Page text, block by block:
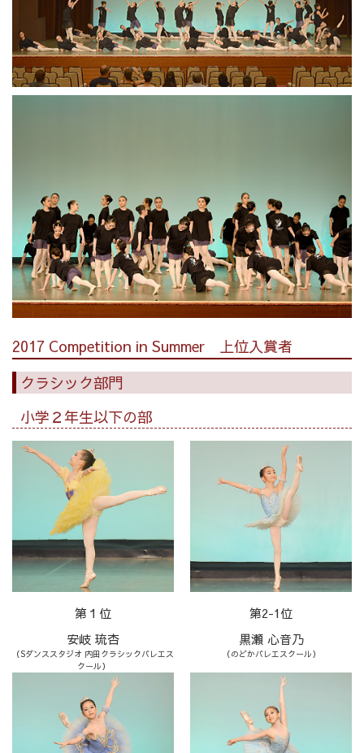
2017 Competition in Summer 上位入賞者
クラシック部門
小学２年生以下の部
第１位
安岐 琉杏
（Sダンススタジオ 内田クラシックバレエス
クール）
第2-1位
黒瀬 心音乃
（のどかバレエスクール）